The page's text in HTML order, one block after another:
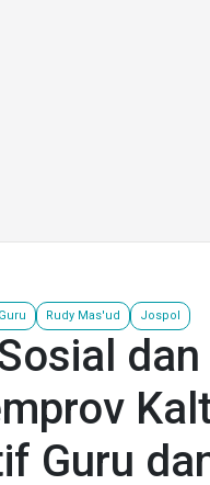
Rudy Mas'ud Jospol
dan
Guru